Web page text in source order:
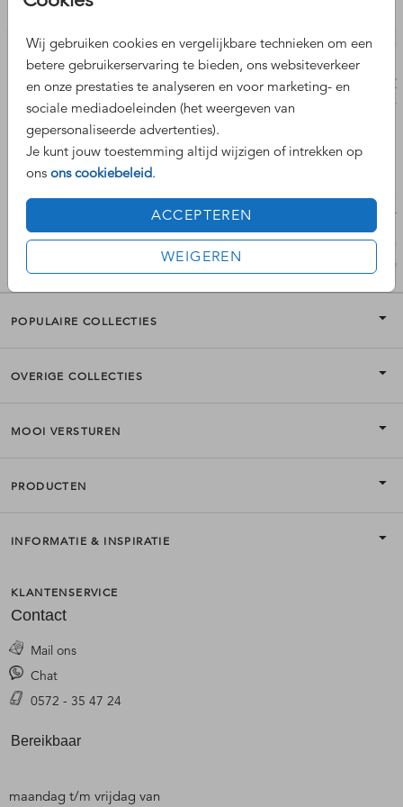
Wij gebruiken cookies en vergelijkbare technieken om een
betere gebruikerservaring te bieden, ons websiteverkeer
en onze prestaties te analyseren en voor marketing- en
sociale mediadoeleinden (het weergeven van
gepersonaliseerde advertenties).
Je kunt jouw toestemming altijd wijzigen of intrekken op
ons ons cookiebeleid.
ACCEPTEREN
WEIGEREN
Nog meer leuke ontwerpen
POPULAIRE COLLECTIES
OVERIGE COLLECTIES
MOOI VERSTUREN
PRODUCTEN
INFORMATIE & INSPIRATIE
KLANTENSERVICE
Contact
Mail ons
Chat
0572 - 35 47 24
Bereikbaar
maandag t/m vrijdag van